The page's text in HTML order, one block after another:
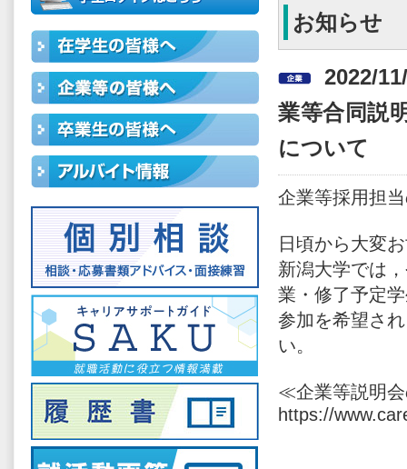
お知らせ
2022/
業等合同説
について
企業等採用担
日頃から大変
新潟大学では
業・修了予定
参加を希望さ
い。
≪企業等説明
https://